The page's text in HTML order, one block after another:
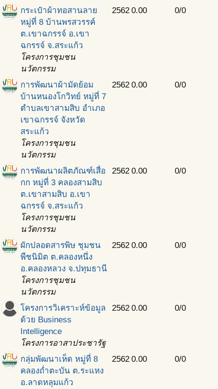
กระเป๋าผ้าทอสานลาย
หมู่ที่ 8 บ้านพรสวรรค์
ต.เขาฉกรรจ์ อ.เขา
ฉกรรจ์ จ.สระแก้ว
โครงการชุมชน
นวัตกรรม
2562 0.00 0/0
การพัฒนาผ้ามัดย้อม
บ้านหนองโกวิทย์ หมู่ที่ 7
ตำบลเขาสามสิบ อำเภอ
เขาฉกรรจ์ จังหวัด
สระแก้ว
โครงการชุมชน
นวัตกรรม
2562 0.00 0/0
การพัฒนาผลิตภัณฑ์เสื่อ
กก หมู่ที่ 3 คลองสามสิบ
ต.เขาสามสิบ อ.เขา
ฉกรรจ์ จ.สระแก้ว
โครงการชุมชน
นวัตกรรม
2562 0.00 0/0
ผักปลอดสารพิษ ชุมชน
พืชนิมิต ต.คลองหนึ่ง
อ.คลองหลวง จ.ปทุมธานี
โครงการชุมชน
นวัตกรรม
2562 0.00 0/0
โครงการวิเคราะห์ข้อมูล
ด้วย Business
Intelligence
โครงการอาสาประชารัฐ
2562 0.00 0/0
กลุ่มพัฒนาเห็ด หมู่ที่ 8
คลองถ่ำตะบัน ต.ระแหง
อ.ลาดหลุมแก้ว
2562 0.00 0/0